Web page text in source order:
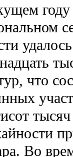
году
что
Во